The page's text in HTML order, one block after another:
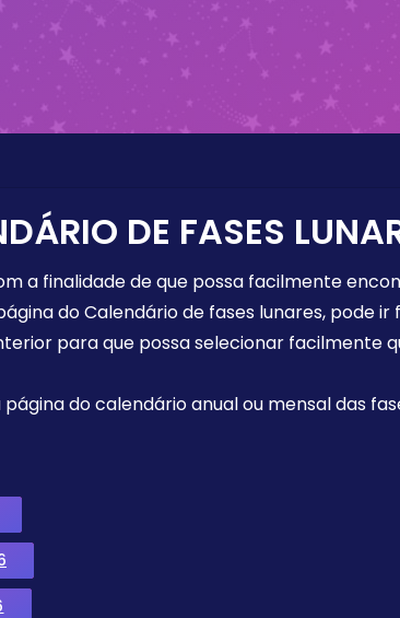
DE FASES
a finalidade de que possa facilmente
do Calendário de fases lunares, pode
para que possa selecionar facilmente
do calendário anual ou mensal das